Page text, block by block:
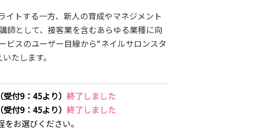
イトする一方、新人の育成やマネジメント
師として、接客業を含むあらゆる業種に向
ビスのユーザー目線から“ネイルサロンスタ
たします。
付9：45より） 終了しました
付9：45より） 終了しました
お選びください。